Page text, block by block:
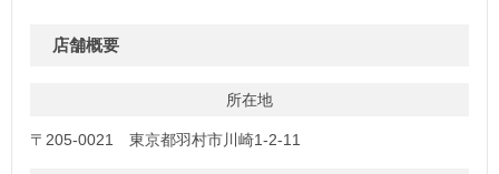
店舗概要
所在地
〒205-0021 東京都羽村市川崎1-2-11